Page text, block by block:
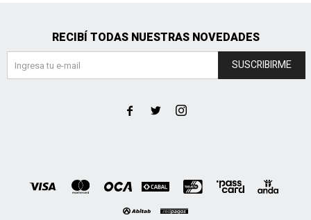
RECIBÍ TODAS NUESTRAS NOVEDADES
SUSCRIBIRME
  